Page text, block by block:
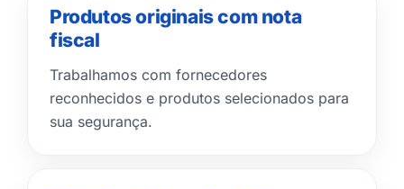
Produtos originais com nota
fiscal
Trabalhamos com fornecedores
reconhecidos e produtos selecionados para
sua segurança.